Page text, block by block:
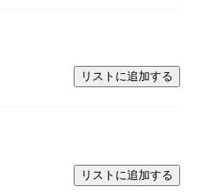
リストに追加する
リストに追加する